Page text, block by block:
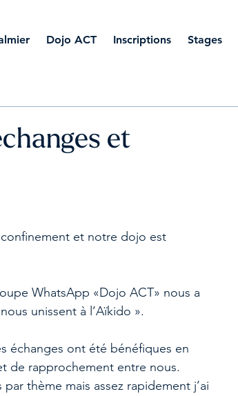
Dojo ACT Inscriptions Stages
et
et notre dojo est
WhatsApp «Dojo ACT» nous a
unissent à l’Aïkido ».
échanges ont été bénéfiques en
de rapprochement entre nous.
thème mais assez rapidement j’ai